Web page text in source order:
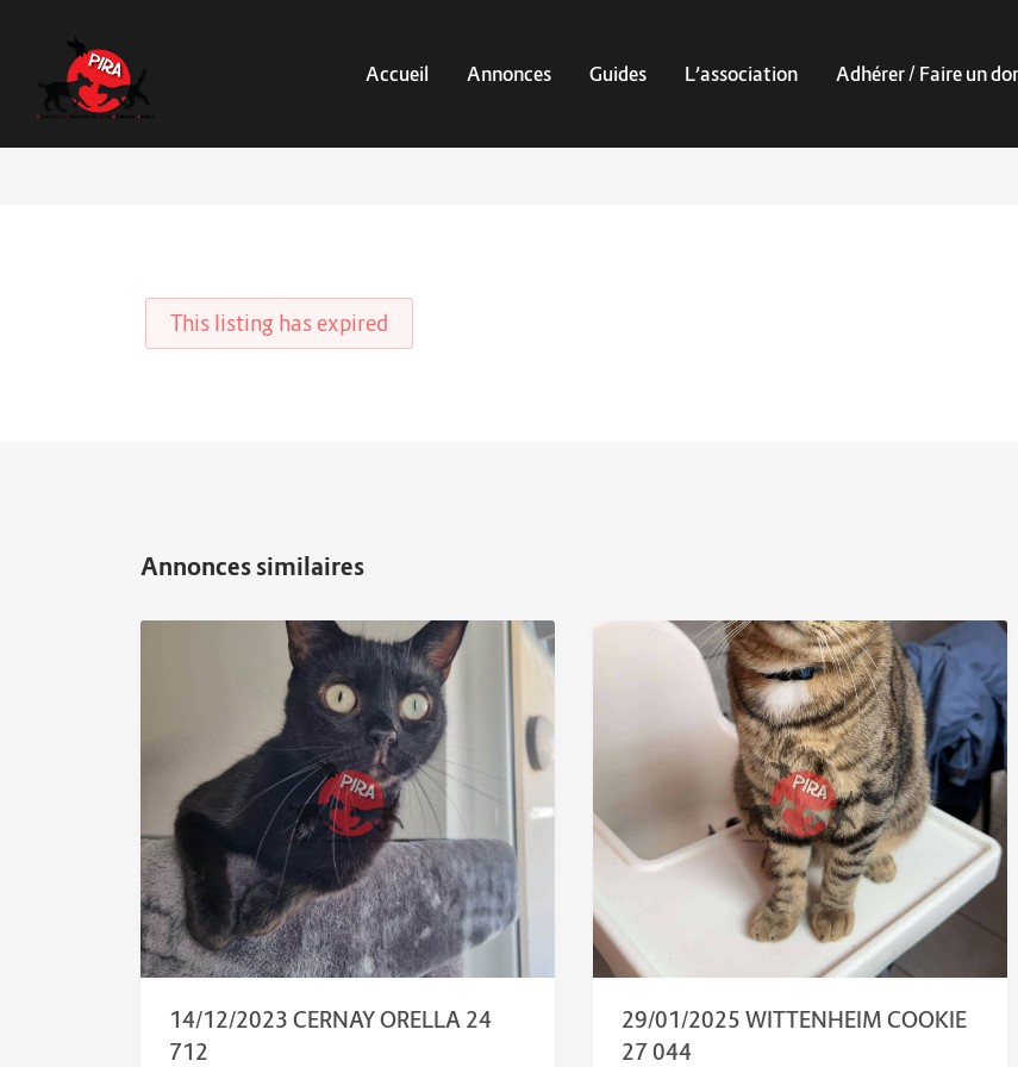
Accueil Annonces Guides L’association Adhérer / Faire un
This listing has expired
14/12/2023 CERNAY ORELLA 24
712
29/01/2025 WITTENHEIM COOKIE
27 044